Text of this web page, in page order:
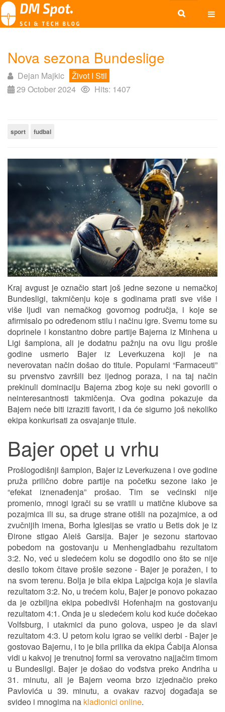
Nova sezona Bundeslige
Dejan Majkic
Život I Stil
29 October 2024
Hits: 1407
sport fudbal
Kraj avgust je označio start još jedne sezone u nemačkoj
Bundesligi, takmičenju koje s godinama prati sve više i
više ljudi van nemačkog govornog područja, i koje se
afirmisalo po određenom stilu i načinu igre. Svemu tome su
doprinele i konstantno dobre partije Bajerna iz Minhena u
Ligi šampiona, ali je dodatnu pažnju na ovu ligu prošle
godine usmerio Bajer iz Leverkuzena koji je na
neverovatan način došao do titule. Popularni “Farmaceuti”
su prvenstvo završili bez ijednog poraza, i na taj način
prekinuli dominaciju Bajerna zbog koje su neki govorili o
neinteresantnosti takmičenja. Ova godina pokazuje da
Bajern neće biti izraziti favorit, i da će sigurno još nekoliko
ekipa konkurisati za osvajanje titule.
Bajer opet u vrhu
Prošlogodišnji šampion, Bajer iz Leverkuzena i ove godine
pruža prilično dobre partije na početku sezone iako je
“efekat iznenađenja” prošao. Tim se većinski nije
promenio, mnogi igrači su se vratili u matične klubove sa
pozajmica ili su, sa druge strane otišli na pozajmice, a od
zvučnijih imena, Borha Iglesijas se vratio u Betis dok je iz
Đirone stigao Aleiš Garsija. Bajer je sezonu startovao
pobedom na gostovanju u Menhengladbahu rezultatom
3:2. No, već u sledećem kolu se dogodilo ono što se nije
desilo tokom čitave prošle sezone - Bajer je poražen, i to
na svom terenu. Bolja je bila ekipa Lajpciga koja je slavila
rezultatom 3:2. No, u trećem kolu, Bajer je ponovo pokazao
da je ozbiljna ekipa pobedivši Hofenhajm na gostovanju
rezultatom 4:1. Onda je u sledećem kolu kod kuće dočekao
Volfsburg, i utakmici da puno golova, uspeo je da slavi
rezultatom 4:3. U petom kolu igrao se veliki derbi - Bajer je
gostovao Bajernu, i to je bila prilika da ekipa Ćabija Alonsa
vidi u kakvoj je trenutnoj formi sa verovatno najjačim timom
u Bundesligi. Bajer je došao do vođstva preko Andriha u
31. minutu, ali je Bajern veoma brzo izjednačio preko
Pavlovića u 39. minutu, a ovakav razvoj događaja se
svideo i mnogima na kladionici online.